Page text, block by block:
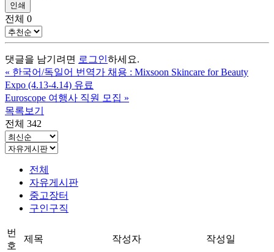
인쇄
전체 0
댓글을 남기려면 로그인하세요.
« 한국어/독일어 번역가 채용 : Mixsoon Skincare for Beauty
Expo (4.13-4.14) 유료
Euroscope 여행사 직원 모집 »
목록보기
전체 342
전체
자유게시판
중고장터
구인구직
번
호
제목 작성자 작성일